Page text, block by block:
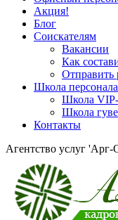
Акция!
Блог
Соискателям
Вакансии
Как
Отправить
Школа персонала
Школа
Школа
Контакты
Агентство услуг 'Арг-